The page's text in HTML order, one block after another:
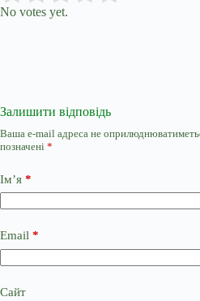
No votes yet.
Залишити відповідь
Ваша e-mail адреса не
позначені *
Ім’я *
Email *
Сайт